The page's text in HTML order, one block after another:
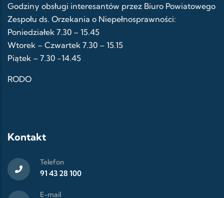
Godziny obsługi interesantów przez Biuro Powiatowego
Zespołu ds. Orzekania o Niepełnosprawności:
Poniedziałek 7.30 – 15.45
Wtorek – Czwartek 7.30 – 15.15
Piątek – 7.30 -14.45
RODO
Kontakt
Telefon
91 43 28 100
E-mail